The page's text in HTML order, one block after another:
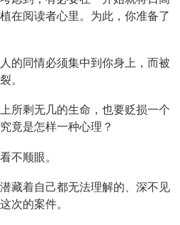
在阅读者心里。为此，你准备了
的同情必须集中到你身上，而被
。
所剩无几的生命，也要贬损一个
竟是怎样一种心理？
不顺眼。
藏着自己都无法理解的、深不见
次的案件。